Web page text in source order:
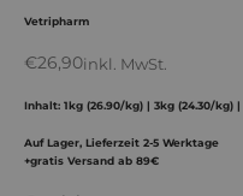
Vetripharm
Angebot
€26,90inkl. MwSt.
Inhalt: 1kg (26.90/kg) | 3kg (24.30/kg) |
Auf Lager, Lieferzeit 2-5 Werktage
+gratis Versand ab 89€